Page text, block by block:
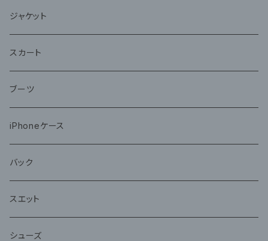
ジャケット
スカート
ブーツ
iPhoneケース
バック
スエット
シューズ